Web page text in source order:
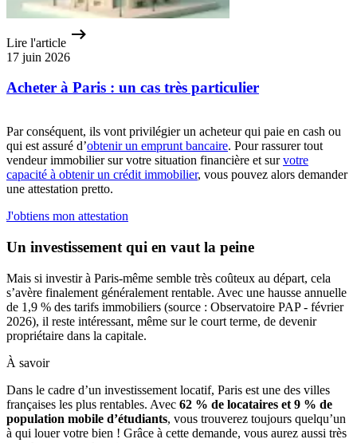
Lire l'article
17 juin 2026
Acheter à Paris : un cas très particulier
Par conséquent, ils vont privilégier un acheteur qui paie en cash ou
qui est assuré d’obtenir un emprunt bancaire. Pour rassurer tout
vendeur immobilier sur votre situation financière et survotre
capacité à obtenir un crédit immobilier, vous pouvez alors demander
une attestation pretto.
J'obtiens mon attestation
Un investissement qui en vaut la peine
Mais si investir à Paris-même semble très coûteux au départ, cela
s’avère finalement généralement rentable. Avec une hausse annuelle
de 1,9 % des tarifs immobiliers (source : Observatoire PAP - février
2026), il reste intéressant, même sur le court terme, de devenir
propriétaire dans la capitale.
À savoir
Dans le cadre d’un investissement locatif, Paris est une des villes
françaises les plus rentables. Avec 62 % de locataires et 9 % de
population mobile d’étudiants, vous trouverez toujours quelqu’un
à qui louer votre bien ! Grâce à cette demande, vous aurez aussi très